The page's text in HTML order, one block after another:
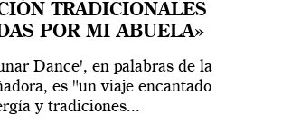
TRADICIONALES
POR MI ABUELA»
Dance', en palabras de la
es "un viaje encantado
y tradiciones...